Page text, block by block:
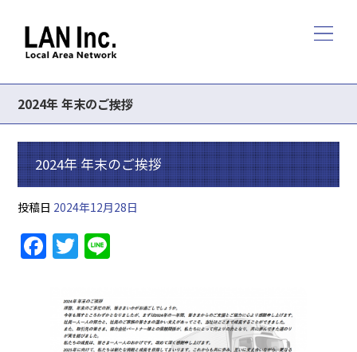
2024年 年末のご挨拶
2024年 年末のご挨拶
投稿日 2024年12月28日
F
a
T
w
itt
er
e